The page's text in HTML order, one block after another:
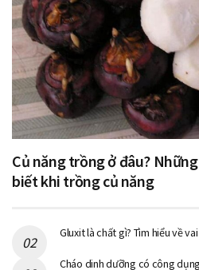
Củ năng trồng ở đâu?
biết khi trồng củ năng
Gluxit là chất gì? Tìm hiểu về
Cháo dinh dưỡng có công